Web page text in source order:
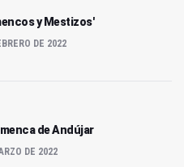
y Mestizos'
DE 2022
de Andújar
DE 2022